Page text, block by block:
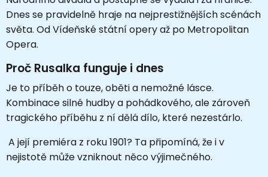
Dnes se pravidelně hraje na nejprestižnějších scénách
světa. OdVídeňské státní operyaž po Metropolitan
Opera.
Proč Rusalka funguje i dnes
Je to příběh o touze, oběti a nemožné lásce.
Kombinace silné hudby a pohádkového, ale zároveň
tragického příběhu z ní dělá dílo, které nezestárlo.
A její premiéra z roku 1901? Ta připomíná, že i v
nejistotě může vzniknout něco výjimečného.